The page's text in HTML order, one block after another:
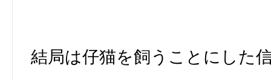
結局は仔猫を飼うことにした